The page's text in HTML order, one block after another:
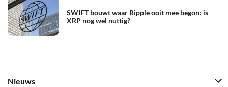
SWIFT bouwt waar Ripple ooit mee begon: is
XRP nog wel nuttig?
Nieuws